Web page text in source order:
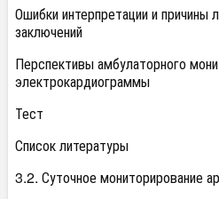
Ошибки интерпретации и причины
заключений
Перспективы амбулаторного
электрокардиограммы
Тест
Список литературы
3.2. Суточное мониторирование